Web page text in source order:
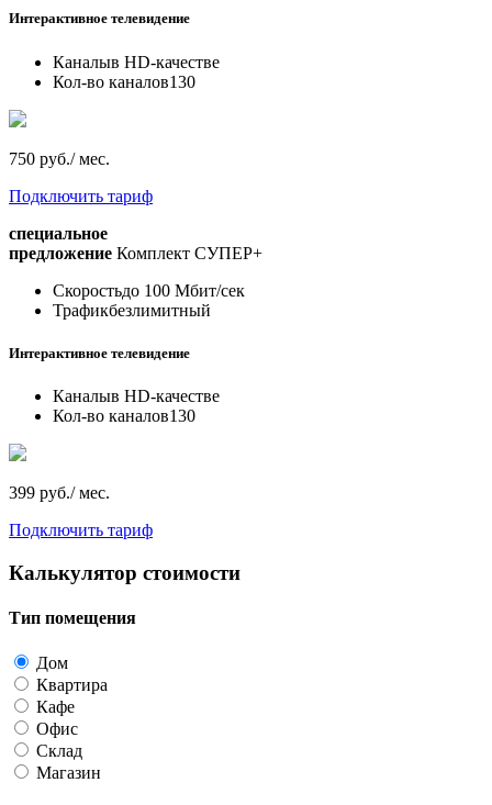
Интерактивное телевидение
Каналыв HD-качестве
Кол-во каналов130
750 руб./ мес.
Подключить тариф
специальное
предложение Комплект СУПЕР+
Скоростьдо 100 Мбит/сек
Трафикбезлимитный
Интерактивное телевидение
Каналыв HD-качестве
Кол-во каналов130
399 руб./ мес.
Подключить тариф
Калькулятор стоимости
Тип помещения
Дом
Квартира
Кафе
Офис
Склад
Магазин